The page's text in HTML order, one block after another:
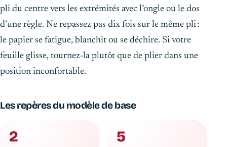
pli du centre vers les extrémités avec l’ongle ou le dos
d’une règle. Ne repassez pas dix fois sur le même pli :
le papier se fatigue, blanchit ou se déchire. Si votre
feuille glisse, tournez-la plutôt que de plier dans une
position inconfortable.
Les repères du modèle de base
2 5